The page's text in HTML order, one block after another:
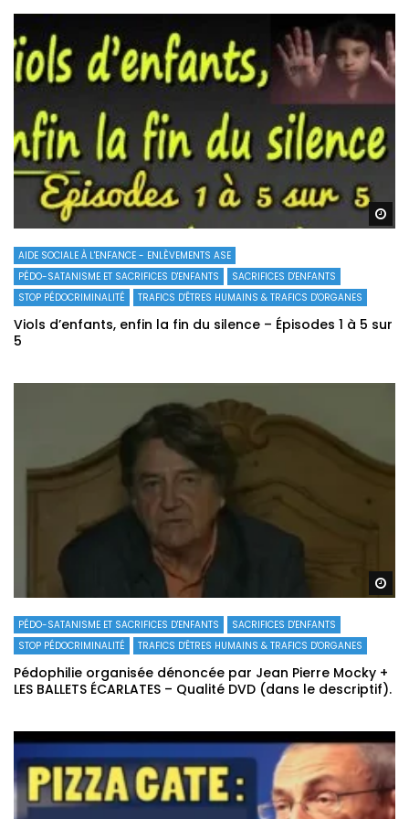
AIDE SOCIALE À L'ENFANCE - ENLÈVEMENTS ASE
PÉDO-SATANISME ET SACRIFICES D'ENFANTS
SACRIFICES D'ENFANTS
STOP PÉDOCRIMINALITÉ
TRAFICS D'ÊTRES HUMAINS & TRAFICS D'ORGANES
Viols d’enfants, enfin la fin du silence – Épisodes 1 à 5 sur
5
PÉDO-SATANISME ET SACRIFICES D'ENFANTS
SACRIFICES D'ENFANTS
STOP PÉDOCRIMINALITÉ
TRAFICS D'ÊTRES HUMAINS & TRAFICS D'ORGANES
Pédophilie organisée dénoncée par Jean Pierre Mocky +
LES BALLETS ÉCARLATES – Qualité DVD (dans le descriptif).